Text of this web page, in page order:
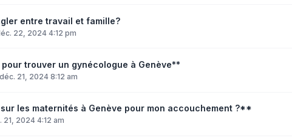
entre travail et famille?
22, 2024 4:12 pm
trouver un gynécologue à Genève**
21, 2024 8:12 am
les maternités à Genève pour mon accouchement ?**
21, 2024 4:12 am